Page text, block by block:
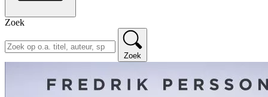
Zoek
Zoek